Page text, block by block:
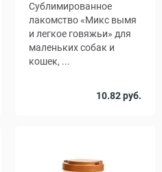
Сублимированное
лакомство «Микс вымя
и легкое говяжьи» для
маленьких собак и
кошек, ...
10.82 руб.
1 25